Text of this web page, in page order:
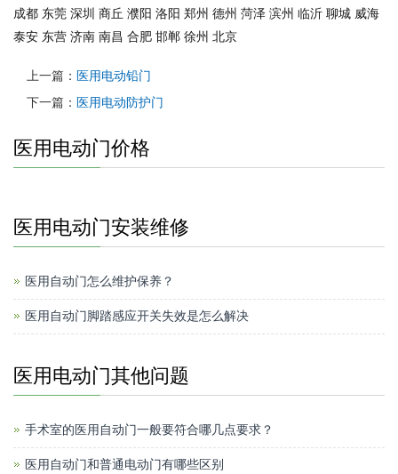
成都 东莞 深圳 商丘 濮阳 洛阳 郑州 德州 菏泽 滨州 临沂 聊城 威海
泰安 东营 济南 南昌 合肥 邯郸 徐州 北京
上一篇： 医用电动铅门
下一篇： 医用电动防护门
医用电动门价格
医用电动门安装维修
医用自动门怎么维护保养？
医用自动门脚踏感应开关失效是怎么解决
医用电动门其他问题
手术室的医用自动门一般要符合哪几点要求？
医用自动门和普通电动门有哪些区别